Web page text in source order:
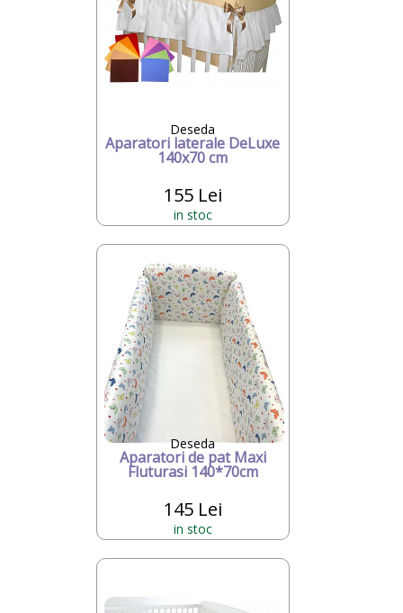
Deseda
Aparatori laterale DeLuxe
140x70 cm
155 Lei
in stoc
Deseda
Aparatori de pat Maxi
Fluturasi 140*70cm
145 Lei
in stoc